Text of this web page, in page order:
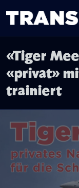
«Tiger
«privat»
trainiert